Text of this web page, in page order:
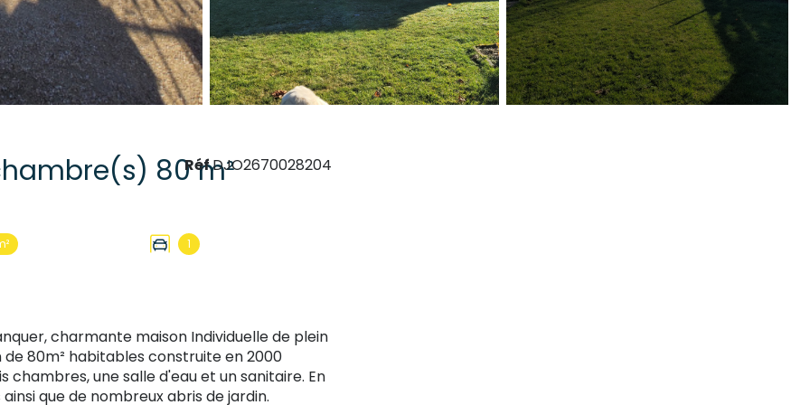
Maison 4 pièce(s) 3 chambre(s) 80 m²
1
RéfDJO2670028204
charmante maison Individuelle de plein
de 80m² habitables construite en 2000
chambres, une salle d'eau et un sanitaire. En
que de nombreux abris de jardin.